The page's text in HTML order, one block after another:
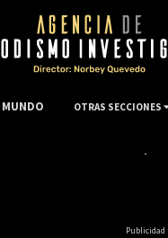
Publicidad
MUNDO OTRAS SECCIONES